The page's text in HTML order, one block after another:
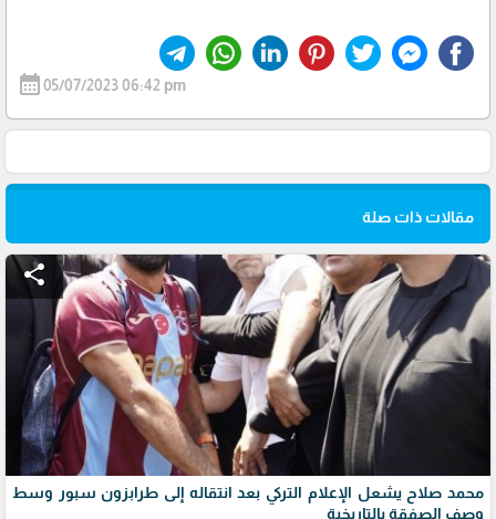
calendar_month05/07/2023 06:42 pm
مقالات ذات صلة
share
محمد صلاح يشعل الإعلام التركي بعد انتقاله إلى طرابزون سبور وسط
وصف الصفقة بالتاريخية